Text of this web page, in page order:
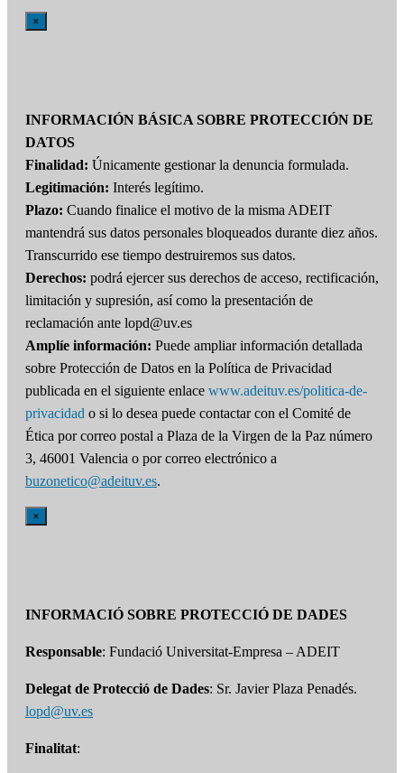
×
INFORMACIÓN BÁSICA SOBRE PROTECCIÓN DE
DATOS
Finalidad: Únicamente gestionar la denuncia formulada.
Legitimación: Interés legítimo.
Plazo: Cuando finalice el motivo de la misma ADEIT
mantendrá sus datos personales bloqueados durante diez años.
Transcurrido ese tiempo destruiremos sus datos.
Derechos: podrá ejercer sus derechos de acceso, rectificación,
limitación y supresión, así como la presentación de
reclamación ante lopd@uv.es
Amplíe información: Puede ampliar información detallada
sobre Protección de Datos en la Política de Privacidad
publicada en el siguiente enlace www.adeituv.es/politica-de-
privacidad o si lo desea puede contactar con el Comité de
Ética por correo postal a Plaza de la Virgen de la Paz número
3, 46001 Valencia o por correo electrónico a
buzonetico@adeituv.es.
×
INFORMACIÓ SOBRE PROTECCIÓ DE DADES
Responsable: Fundació Universitat-Empresa – ADEIT
Delegat de Protecció de Dades: Sr. Javier Plaza Penadés.
lopd@uv.es
Finalitat: